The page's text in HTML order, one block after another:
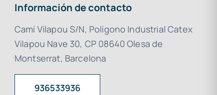
Información de contacto
Camí Vilapou S/N, Polígono Industrial Catex
Vilapou Nave 30, CP 08640 Olesa de
Montserrat, Barcelona
936533936